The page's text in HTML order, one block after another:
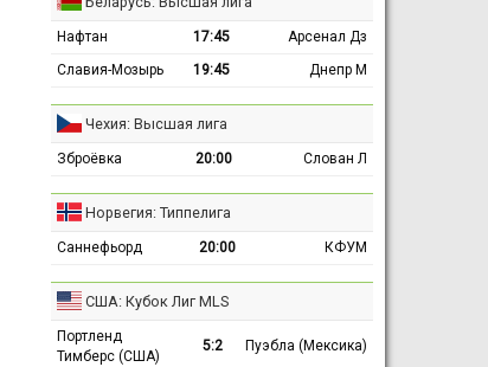
Нафтан 17:45
Арсенал Дз
Славия-Мозырь
19:45 Днепр М
Чехия: Высшая лига
Зброёвка 20:00 Слован Л
Норвегия: Типпелига
Саннефьорд 20:00 КФУМ
США: Кубок Лиг MLS
Портленд
Тимберс (США)
5:2 Пуэбла (Мексика)